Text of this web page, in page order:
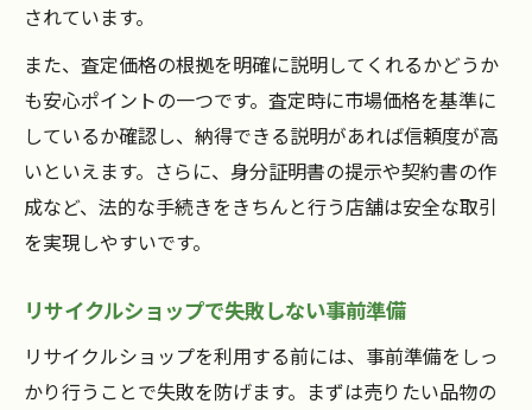
されています。
また、査定価格の根拠を明確に説明してくれるかどうか
も安心ポイントの一つです。査定時に市場価格を基準に
しているか確認し、納得できる説明があれば信頼度が高
いといえます。さらに、身分証明書の提示や契約書の作
成など、法的な手続きをきちんと行う店舗は安全な取引
を実現しやすいです。
リサイクルショップで失敗しない事前準備
リサイクルショップを利用する前には、事前準備をしっ
かり行うことで失敗を防げます。まずは売りたい品物の